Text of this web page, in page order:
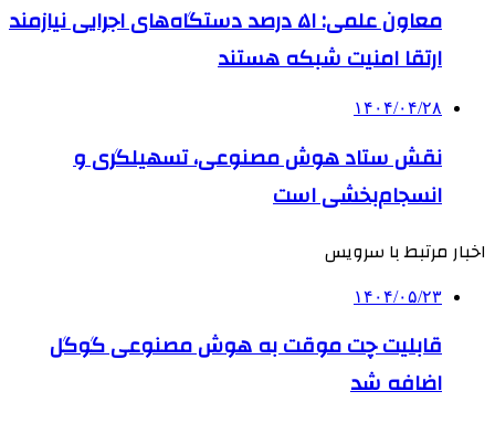
معاون علمی: ۵۱ درصد دستگاه‌های اجرایی نیازمند
ارتقا امنیت شبکه هستند
۱۴۰۴/۰۴/۲۸
نقش ستاد هوش مصنوعی، تسهیلگری و
انسجام‌بخشی است
اخبار مرتبط با سرویس
۱۴۰۴/۰۵/۲۳
قابلیت چت موقت به هوش مصنوعی گوگل
اضافه شد